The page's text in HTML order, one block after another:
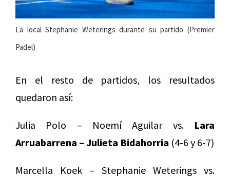
La local Stephanie Weterings durante su partido (Premier
Padel)
En el resto de partidos, los resultados
quedaron así:
Julia Polo – Noemí Aguilar vs. Lara
Arruabarrena – Julieta Bidahorria (4-6 y 6-7)
Marcella Koek – Stephanie Weterings vs.